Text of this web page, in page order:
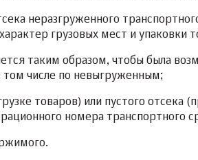
неразгруженного
грузовых мест и упаковки
таким образом, чтобы была
том числе по невыгруженным;
товаров) или пустого отсека
номера транспортного